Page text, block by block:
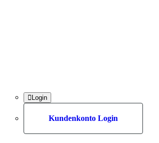
Login
Kundenkonto Login